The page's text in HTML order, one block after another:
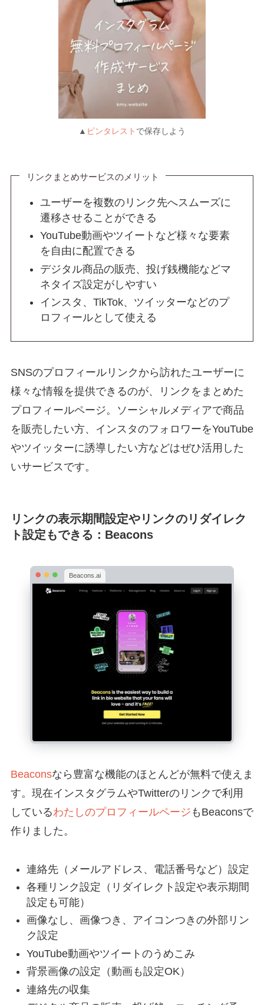
▲ ピンタレスト で保存しよう
リンクまとめサービスのメリット
ユーザーを複数のリンク先へスムーズに
遷移させることができる
YouTube動画やツイートなど様々な要素
を自由に配置できる
デジタル商品の販売、投げ銭機能などマ
ネタイズ設定がしやすい
インスタ、TikTok、ツイッターなどのプ
ロフィールとして使える
SNSのプロフィールリンクから訪れたユーザーに
様々な情報を提供できるのが、リンクをまとめた
プロフィールページ。ソーシャルメディアで商品
を販売したい方、インスタのフォロワーをYouTube
やツイッターに誘導したい方などはぜひ活用した
いサービスです。
リンクの表示期間設定やリンクのリダイレク
ト設定もできる：Beacons
Beacons.ai
Beaconsなら豊富な機能のほとんどが無料で使えま
す。現在インスタグラムやTwitterのリンクで利用
しているわたしのプロフィールページ もBeaconsで
作りました。
連絡先（メールアドレス、電話番号など）設定
各種リンク設定（リダイレクト設定や表示期間
設定も可能）
画像なし、画像つき、アイコンつきの外部リン
ク設定
YouTube動画やツイートのうめこみ
背景画像の設定（動画も設定OK）
連絡先の収集